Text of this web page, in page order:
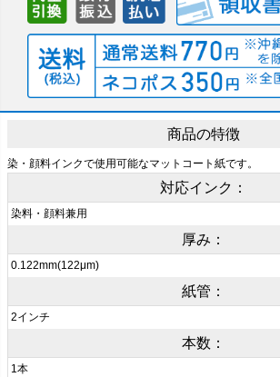
商品の特徴
染・顔料インクで使用可能なマットコート紙です。
対応インク：
染料・顔料兼用
厚み：
0.122mm(122μm)
紙管：
2インチ
本数：
1本